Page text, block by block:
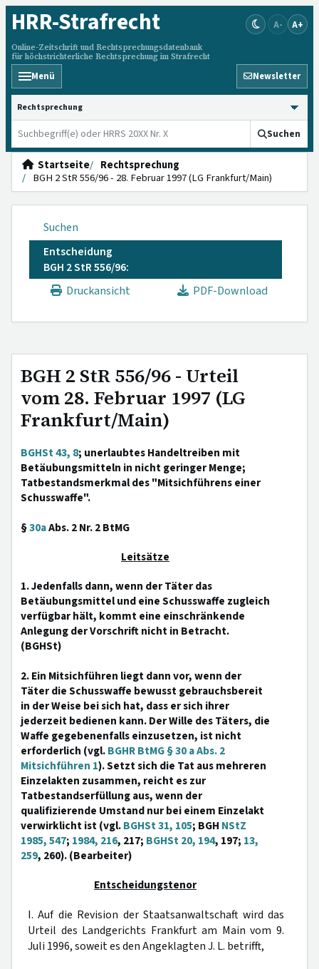
HRR-Strafrecht
Online-Zeitschrift und Rechtsprechungsdatenbank
für höchstrichterliche Rechtsprechung im Strafrecht
A- A+
Menü Newsletter
HRRS durchsuchen
Suchen
Startseite
Rechtsprechung
BGH 2 StR 556/96 - 28. Februar 1997 (LG Frankfurt/Main)
Suchen
Entscheidung
BGH 2 StR 556/96:
Druckansicht
PDF-Download
BGH 2 StR 556/96 - Urteil
vom 28. Februar 1997 (LG
Frankfurt/Main)
BGHSt 43, 8; unerlaubtes Handeltreiben mit
Betäubungsmitteln in nicht geringer Menge;
Tatbestandsmerkmal des "Mitsichführens einer
Schusswaffe".
§30aAbs. 2 Nr. 2 BtMG
Leitsätze
1. Jedenfalls dann, wenn der Täter das
Betäubungsmittel und eine Schusswaffe zugleich
verfügbar hält, kommt eine einschränkende
Anlegung der Vorschrift nicht in Betracht.
(BGHSt)
2. Ein Mitsichführen liegt dann vor, wenn der
Täter die Schusswaffe bewusst gebrauchsbereit
in der Weise bei sich hat, dass er sich ihrer
jederzeit bedienen kann. Der Wille des Täters, die
Waffe gegebenenfalls einzusetzen, ist nicht
erforderlich (vgl.BGHR BtMG § 30 a Abs. 2
Mitsichführen 1). Setzt sich die Tat aus mehreren
Einzelakten zusammen, reicht es zur
Tatbestandserfüllung aus, wenn der
qualifizierende Umstand nur bei einem Einzelakt
verwirklicht ist (vgl.BGHSt 31, 105; BGH NStZ
1985, 547; 1984, 216, 217; BGHSt 20, 194, 197; 13,
259, 260). (Bearbeiter)
Entscheidungstenor
I. Auf die Revision der Staatsanwaltschaft wird das
Urteil des Landgerichts Frankfurt am Main vom 9.
Juli 1996, soweit es den Angeklagten J. L. betrifft,